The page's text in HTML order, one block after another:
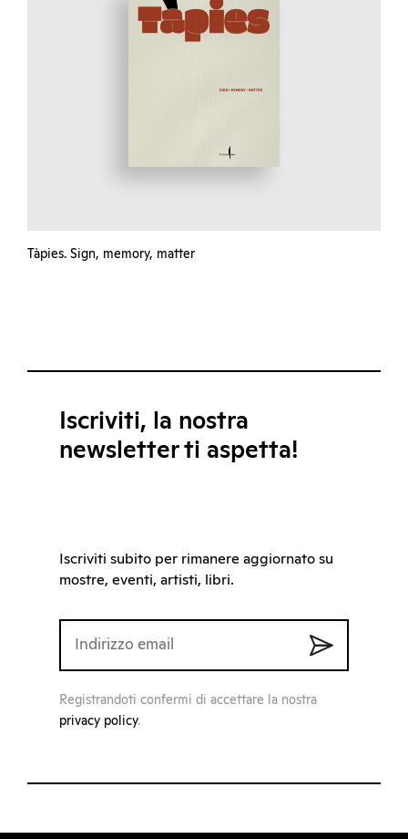
Tàpies. Sign, memory, matter
Iscriviti, la nostra
newsletter ti aspetta!
Iscriviti subito per rimanere aggiornato su
mostre, eventi, artisti, libri.
Registrandoti confermi di accettare la nostra
privacy policy.